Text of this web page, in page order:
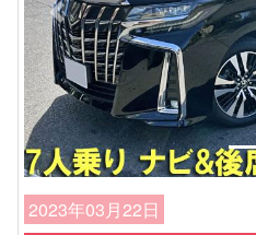
Previous
2023年03月22日